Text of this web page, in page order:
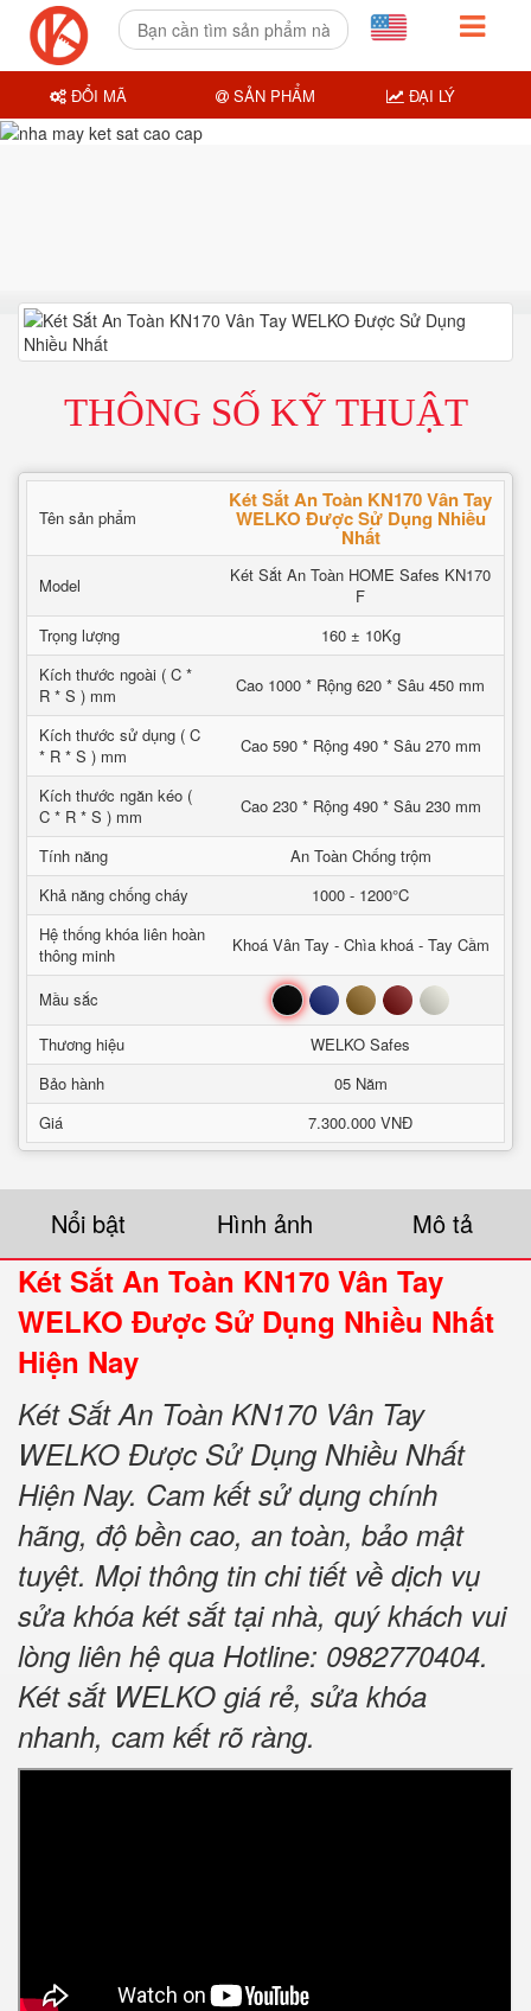
THÔNG SỐ KỸ THUẬT
Tên sản phẩm
Két Sắt An Toàn KN170 Vân Tay
WELKO Được Sử Dụng Nhiều
Nhất
Model
Két Sắt An Toàn HOME Safes KN170
F
Trọng lượng
160 ± 10Kg
Kích thước ngoài ( C *
R * S ) mm
Cao 1000 * Rộng 620 * Sâu 450 mm
Kích thước sử dụng ( C
* R * S ) mm
Cao 590 * Rộng 490 * Sâu 270 mm
Kích thước ngăn kéo (
C * R * S ) mm
Cao 230 * Rộng 490 * Sâu 230 mm
Tính năng
An Toàn Chống trộm
Khả năng chống cháy
1000 - 1200°C
Hệ thống khóa liên hoàn
thông minh
Khoá Vân Tay - Chìa khoá - Tay Cầm
Mầu sắc Đen Xanh Nâu Đỏ Trắng
Thương hiệu
WELKO Safes
Bảo hành
05 Năm
Giá
7.300.000 VNĐ
Nổi bật Hình ảnh Mô tả
Két Sắt An Toàn KN170 Vân Tay
WELKO Được Sử Dụng Nhiều Nhất
Hiện Nay
Két Sắt An Toàn KN170 Vân Tay
WELKO Được Sử Dụng Nhiều Nhất
Hiện Nay. Cam kết sử dụng chính
hãng, độ bền cao, an toàn, bảo mật
tuyệt. Mọi thông tin chi tiết về dịch vụ
sửa khóa két sắt tại nhà, quý khách vui
lòng liên hệ qua Hotline: 0982770404.
Két sắt WELKO giá rẻ, sửa khóa
nhanh, cam kết rõ ràng.
ĐỔI MÃ SẢN PHẨM ĐẠI LÝ